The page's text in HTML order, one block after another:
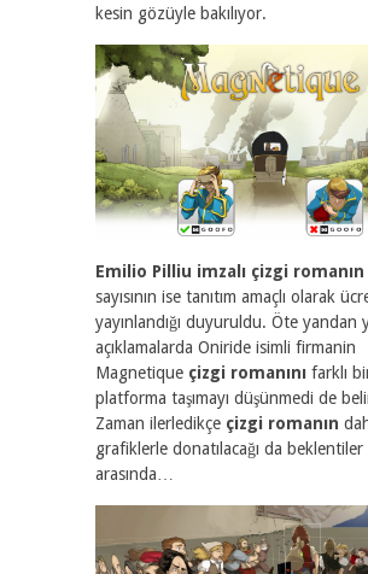
kesin gözüyle bakılıyor.
Emilio Pilliu imzalı çizgi romanın
sayısının ise tanıtım amaçlı olarak
yayınlandığı duyuruldu. Öte yandan
açıklamalarda Oniride isimli firmanin
Magnetique çizgi romanını farklı
platforma taşımayı düşünmedi de
Zaman ilerledikçe çizgi romanın
grafiklerle donatılacağı da beklentiler
arasında…